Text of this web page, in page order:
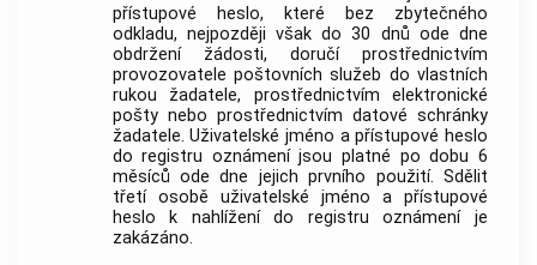
přístupové heslo, které bez zbytečného
odkladu, nejpozději však do 30 dnů ode dne
obdržení žádosti, doručí prostřednictvím
provozovatele poštovních služeb do vlastních
rukou žadatele, prostřednictvím elektronické
pošty nebo prostřednictvím datové schránky
žadatele. Uživatelské jméno a přístupové heslo
do registru oznámení jsou platné po dobu 6
měsíců ode dne jejich prvního použití. Sdělit
třetí osobě uživatelské jméno a přístupové
heslo k nahlížení do registru oznámení je
zakázáno.